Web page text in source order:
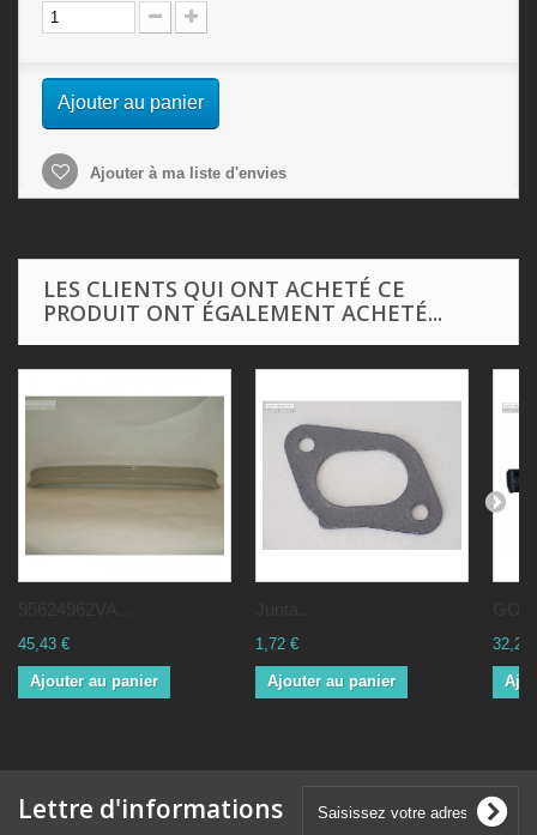
Ajouter au panier
Ajouter à ma liste d'envies
LES CLIENTS QUI ONT ACHETÉ CE
PRODUIT ONT ÉGALEMENT ACHETÉ...
45,43 €
Ajouter au panier
1,72 €
Ajouter au panier
32,20
Lettre d'informations